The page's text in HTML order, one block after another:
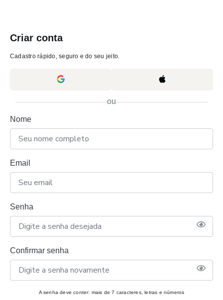
Criar conta
Cadastro rápido, seguro e do seu jeito.
ou
Nome
Email
Senha
Confirmar senha
A senha deve conter: mais de 7 caracteres, letras e números